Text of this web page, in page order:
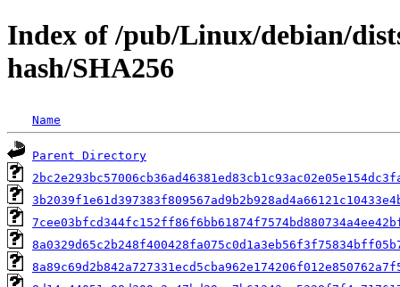
Index of /pub/Linux/debian/
hash/SHA256
Name
Parent Directory